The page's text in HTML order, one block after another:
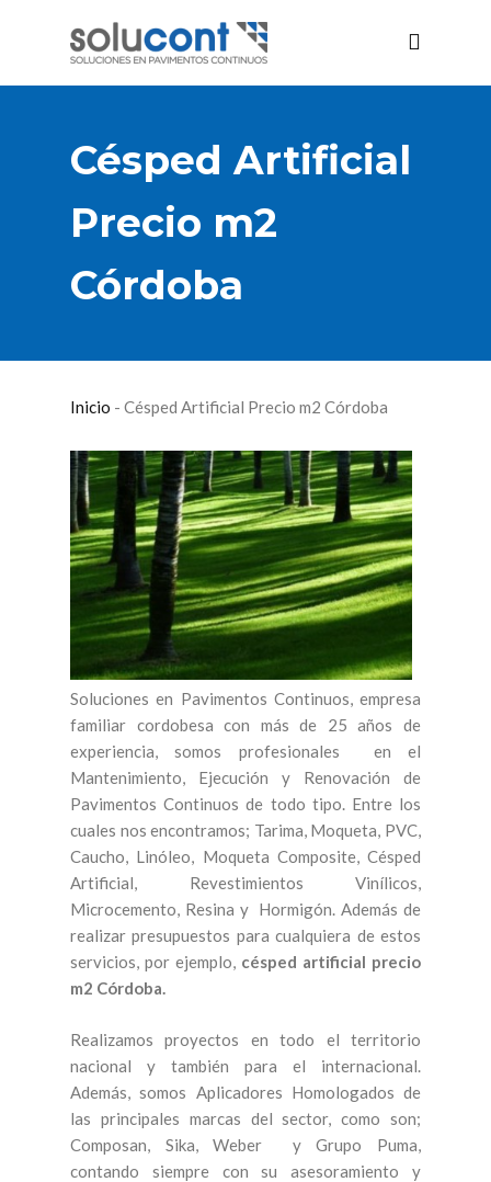
Césped Artificial
Precio m2
Córdoba
Inicio - Césped Artificial Precio m2 Córdoba
Soluciones en Pavimentos Continuos, empresa
familiar cordobesa con más de 25 años de
experiencia, somos profesionales en el
Mantenimiento, Ejecución y Renovación de
Pavimentos Continuos de todo tipo. Entre los
cuales nos encontramos; Tarima, Moqueta, PVC,
Caucho, Linóleo, Moqueta Composite, Césped
Artificial, Revestimientos Vinílicos,
Microcemento, Resina y Hormigón. Además de
realizar presupuestos para cualquiera de estos
servicios, por ejemplo, césped artificial precio
m2 Córdoba.
Realizamos proyectos en todo el territorio
nacional y también para el internacional.
Además, somos Aplicadores Homologados de
las principales marcas del sector, como son;
Composan, Sika, Weber y Grupo Puma,
contando siempre con su asesoramiento y